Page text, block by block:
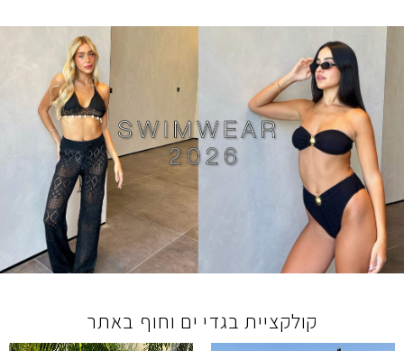
קולקציית בגדי ים וחוף באתר